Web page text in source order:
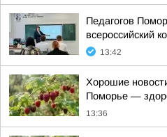
Педагогов
всероссийский
13:42
Хорошие
Поморье —
13:36